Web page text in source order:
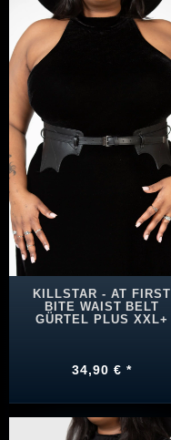
KILLSTAR - AT FIRST
BITE WAIST BELT
GÜRTEL PLUS XXL+
34,90 € *